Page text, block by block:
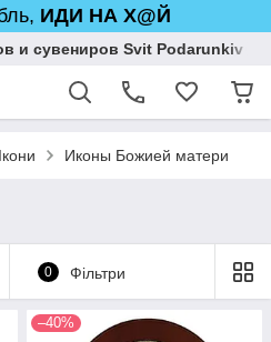
ИДИ НА Х@Й
и сувениров Svit Podarunkiv
Ікони Иконы Божией матери
0 Фільтри
–40%